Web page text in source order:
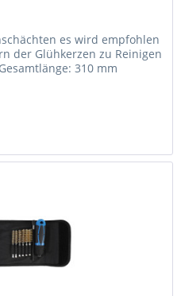
es wird empfohlen
der Glühkerzen zu Reinigen
310 mm